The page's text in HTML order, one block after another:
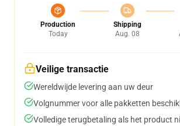
Production
Today
Shipping
Aug. 08
Veilige transactie
Wereldwijde levering aan uw deur
Volgnummer voor alle pakketten
Volledige terugbetaling als het product